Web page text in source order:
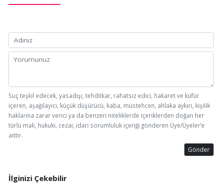
Suç teşkil edecek, yasadışı, tehditkar, rahatsız edici, hakaret ve küfür
içeren, aşağılayıcı, küçük düşürücü, kaba, müstehcen, ahlaka aykırı, kişilik
haklarına zarar verici ya da benzeri niteliklerde içeriklerden doğan her
türlü mali, hukuki, cezai, idari sorumluluk içeriği gönderen Üye/Üyeler’e
aittir.
Gönder
İlginizi Çekebilir